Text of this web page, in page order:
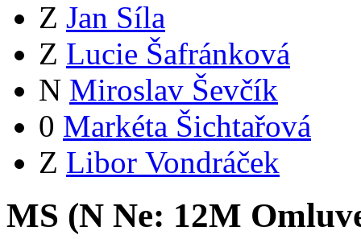
Z Jan Síla
Z Lucie Šafránková
N Miroslav Ševčík
0 Markéta Šichtařová
Z Libor Vondráček
MS (N Ne: 12M